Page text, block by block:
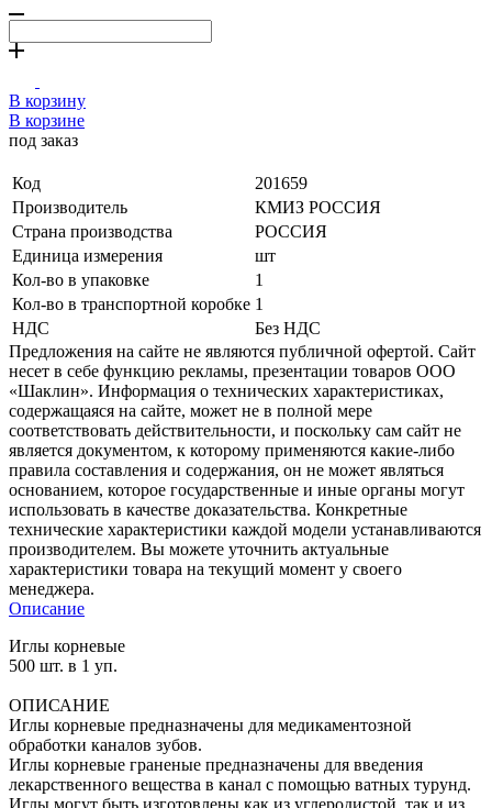
В корзину
В корзине
под заказ
Код
201659
Производитель
КМИЗ РОССИЯ
Страна производства
РОССИЯ
Единица измерения
шт
Кол-во в упаковке
1
Кол-во в транспортной коробке 1
НДС
Без НДС
Предложения на сайте не являются публичной офертой. Сайт
несет в себе функцию рекламы, презентации товаров ООО
«Шаклин». Информация о технических характеристиках,
содержащаяся на сайте, может не в полной мере
соответствовать действительности, и поскольку сам сайт не
является документом, к которому применяются какие-либо
правила составления и содержания, он не может являться
основанием, которое государственные и иные органы могут
использовать в качестве доказательства. Конкретные
технические характеристики каждой модели устанавливаются
производителем. Вы можете уточнить актуальные
характеристики товара на текущий момент у своего
менеджера.
Описание
Иглы корневые
500 шт. в 1 уп.
ОПИСАНИЕ
Иглы корневые предназначены для медикаментозной
обработки каналов зубов.
Иглы корневые граненые предназначены для введения
лекарственного вещества в канал с помощью ватных турунд.
Иглы могут быть изготовлены как из углеродистой, так и из